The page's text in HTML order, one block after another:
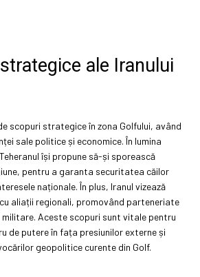
ale Iranului
scopuri strategice în zona Golfului, având
sale politice și economice. În lumina
își propune să-și sporească
pentru a garanta securitatea căilor
naționale. În plus, Iranul vizează
aliații regionali, promovând parteneriate
Aceste scopuri sunt vitale pentru
de putere în fața presiunilor externe și
geopolitice curente din Golf.